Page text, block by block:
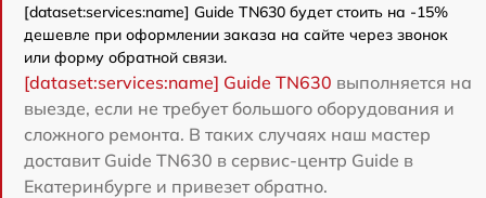
[dataset:services:name] Guide TN630 будет стоить на -15%
дешевле при оформлении заказа на сайте через звонок
или форму обратной связи.
[dataset:services:name] Guide TN630 выполняется на
выезде, если не требует большого оборудования и
сложного ремонта. В таких случаях наш мастер
доставит Guide TN630 в сервис-центр Guide в
Екатеринбурге и привезет обратно.